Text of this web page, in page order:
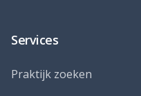
Services
Praktijk zoeken